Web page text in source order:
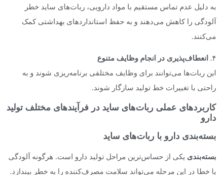
به دلیل عدم تماس مستقیم با مواد دارویی، ربات‌های ساید خطر
آلودگی را کاهش می‌دهند و به حفظ استانداردهای بهداشتی کمک
می‌کنند.
۴.
انعطاف‌پذیری در انجام وظایف متنوع
این ربات‌ها می‌توانند برای وظایف مختلفی برنامه‌ریزی شوند و به
راحتی با تغییرات خط تولید سازگار شوند.
کاربردهای عملی ربات‌های ساید در فرآیندهای مختلف تولید
دارو
بسته‌بندی دارو با ربات‌های ساید
بسته‌بندی یکی از حساس‌ترین مراحل تولید دارو است. هرگونه آلودگی
یا خطا در این مرحله می‌تواند سلامت مصرف‌کننده را به خطر بیندازد.